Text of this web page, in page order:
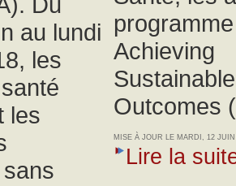
au lundi
les
les
Achieving
Sustainable
Outcomes
MISE À JOUR LE MARDI, 12
Lire la